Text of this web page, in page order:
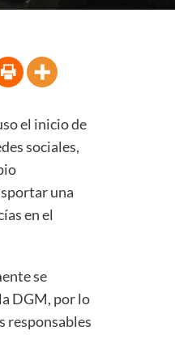
el inicio de
sociales,
una
en el
se
DGM, por lo
responsables